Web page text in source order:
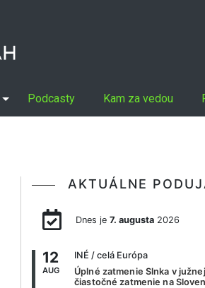
Podcasty Kam za vedou
AKTUÁLNE
Dnes je 7. augusta2026
12
AUG
INÉ / celá Európa
Úplné zatmenie Slnka v
čiastočné zatmenie na